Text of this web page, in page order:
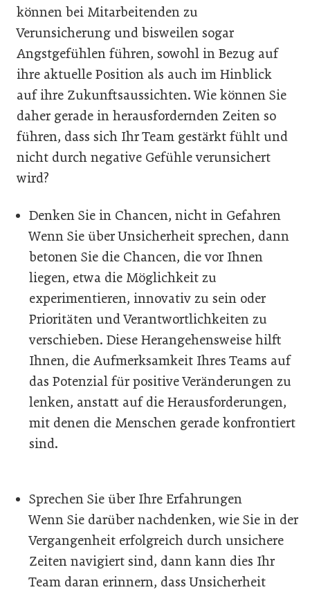
können bei Mitarbeitenden zu
Verunsicherung und bisweilen sogar
Angstgefühlen führen, sowohl in Bezug auf
ihre aktuelle Position als auch im Hinblick
auf ihre Zukunftsaussichten. Wie können Sie
daher gerade in herausfordernden Zeiten so
führen, dass sich Ihr Team gestärkt fühlt und
nicht durch negative Gefühle verunsichert
wird?
Denken Sie in Chancen, nicht in Gefahren
Wenn Sie über Unsicherheit sprechen, dann
betonen Sie die Chancen, die vor Ihnen
liegen, etwa die Möglichkeit zu
experimentieren, innovativ zu sein oder
Prioritäten und Verantwortlichkeiten zu
verschieben. Diese Herangehensweise hilft
Ihnen, die Aufmerksamkeit Ihres Teams auf
das Potenzial für positive Veränderungen zu
lenken, anstatt auf die Herausforderungen,
mit denen die Menschen gerade konfrontiert
sind.
Sprechen Sie über Ihre Erfahrungen
Wenn Sie darüber nachdenken, wie Sie in der
Vergangenheit erfolgreich durch unsichere
Zeiten navigiert sind, dann kann dies Ihr
Team daran erinnern, dass Unsicherheit